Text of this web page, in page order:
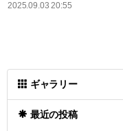
2025.09.03 20:55
ギャラリー
最近の投稿